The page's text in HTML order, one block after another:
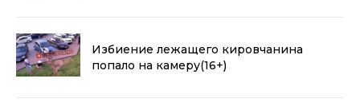
Избиение лежащего кировчанина
попало на камеру(16+)